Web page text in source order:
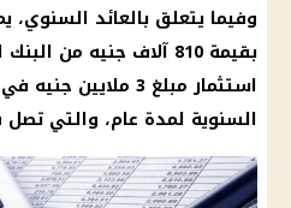
وفيما يتعلق بالعائد
بقيمة 810 آلاف جنيه من
استثمار مبلغ 3
السنوية لمدة عام، والتي تصل فائدتها